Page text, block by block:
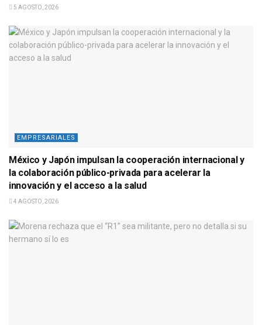
5 AGOSTO, 2026
EMPRESARIALES
México y Japón impulsan la cooperación internacional y
la colaboración público-privada para acelerar la
innovación y el acceso a la salud
4 AGOSTO, 2026